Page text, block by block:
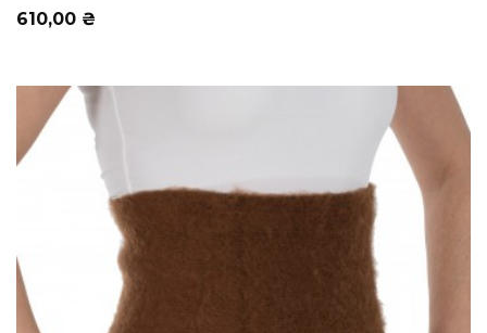
Цена
610,00 ₴